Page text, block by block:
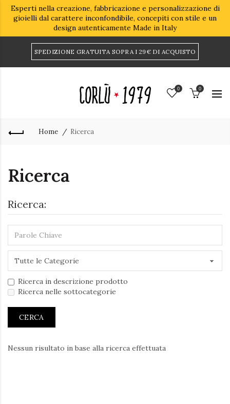
Esperti nella creazione, fabbricazione e personalizzazione di
gioielli dal carattere inconfondibile, concepiti con stile e un
design autenticamente Made in Italy
SPEDIZIONE GRATUITA SOPRA I 29€ DI ACQUISTO
0 0
Home Ricerca
Ricerca
Ricerca:
Ricerca in descrizione prodotto
Ricerca nelle sottocategorie
Nessun risultato in base alla ricerca effettuata